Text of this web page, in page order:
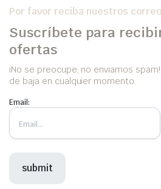
Por favor reciba nuestros
Suscríbete para
ofertas
iNo se preocupe, no enviamos
de baja en cualquier momento.
Email: